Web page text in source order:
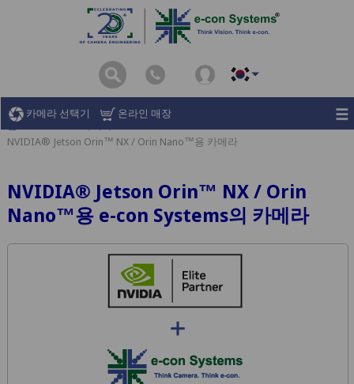
카메라 선택기
온라인 매장
홈
NVIDIA® 카메라
NVIDIA® Jetson Orin™ NX / Orin Nano™용 카메라
NVIDIA® Jetson Orin™ NX / Orin
Nano™용 e-con Systems의 카메라